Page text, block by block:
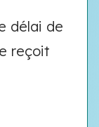
délai de
reçoit